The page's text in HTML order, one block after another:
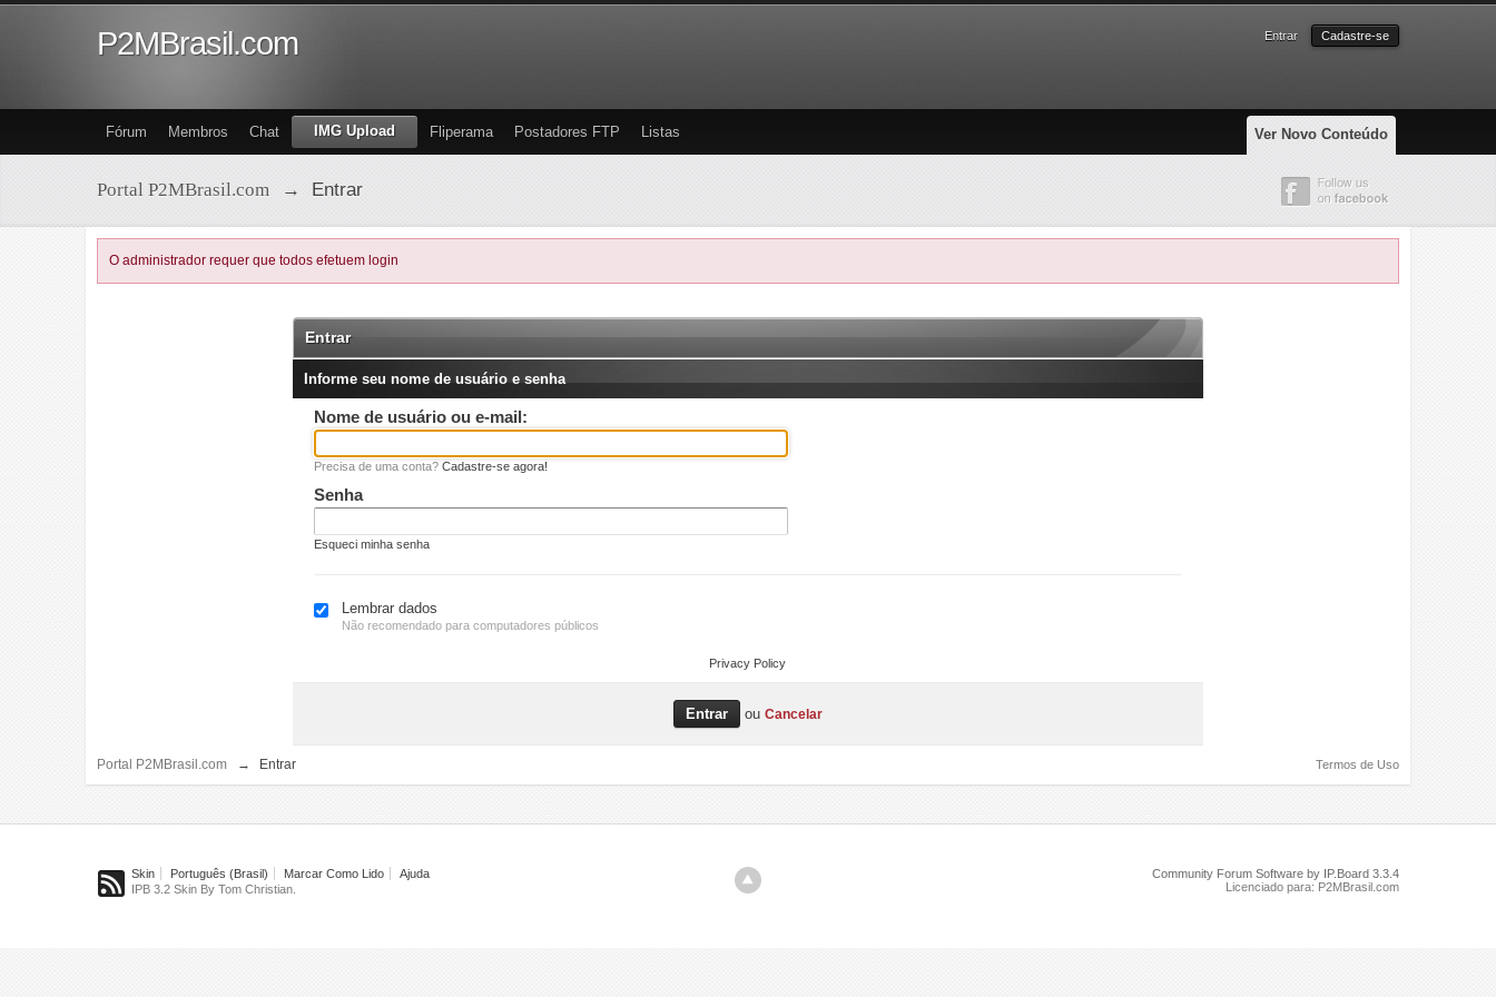
P2MBrasil.com Entrar Cadastre-se
Ver Novo Conteúdo
Fórum Membros Chat IMG Upload Fliperama Postadores FTP Listas
Portal P2MBrasil.com → Entrar
O administrador requer que todos efetuem login
Entrar
Informe seu nome de usuário e senha
Nome de usuário ou e-mail:
Precisa de uma conta? Cadastre-se agora!
Senha
Esqueci minha senha
Lembrar dados
Não recomendado para computadores públicos
Privacy Policy
ou Cancelar
Portal P2MBrasil.com → Entrar Termos de Uso
Skin Português (Brasil) Marcar Como Lido
Ajuda
IPB 3.2 Skin By Tom Christian.
Community Forum Software by IP.Board 3.3.4
Licenciado para: P2MBrasil.com